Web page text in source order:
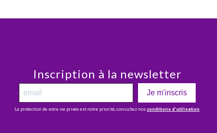
Inscription à la newsletter
Je m'inscris
La protection de votre vie privée est notre priorité, consultez nos conditions d’utilisation